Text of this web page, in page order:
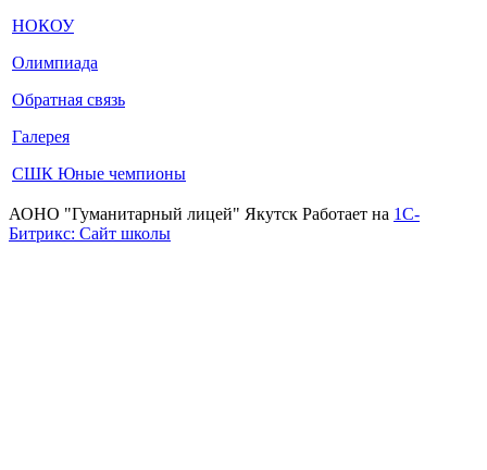
НОКОУ
Олимпиада
Обратная связь
Галерея
СШК Юные чемпионы
АОНО "Гуманитарный лицей" Якутск Работает на 1C-
Битрикс: Сайт школы